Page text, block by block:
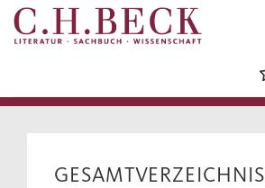
GESAMTVERZEICHNIS